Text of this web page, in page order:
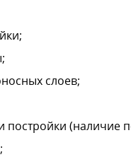
слоев;
постройки (наличие